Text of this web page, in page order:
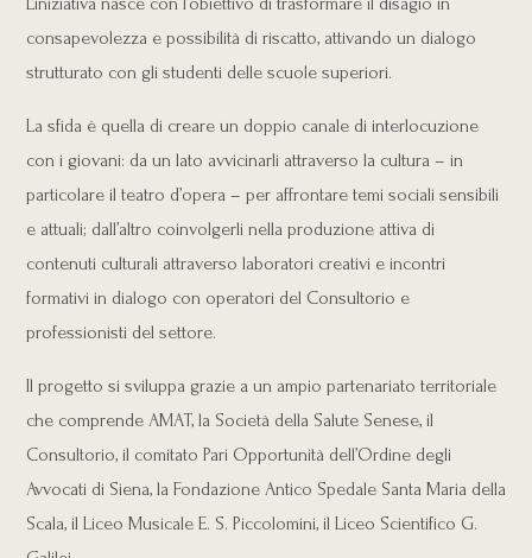
consapevolezza e possibilità di riscatto, attivando un dialogo
strutturato con gli studenti delle scuole superiori.
La sfida è quella di creare un doppio canale di interlocuzione
con i giovani: da un lato avvicinarli attraverso la cultura – in
particolare il teatro d’opera – per affrontare temi sociali sensibili
e attuali; dall’altro coinvolgerli nella produzione attiva di
contenuti culturali attraverso laboratori creativi e incontri
formativi in dialogo con operatori del Consultorio e
professionisti del settore.
Il progetto si sviluppa grazie a un ampio partenariato territoriale
che comprende AMAT, la Società della Salute Senese, il
Consultorio, il comitato Pari Opportunità dell’Ordine degli
Avvocati di Siena, la Fondazione Antico Spedale Santa Maria della
Scala, il Liceo Musicale E. S. Piccolomini, il Liceo Scientifico G.